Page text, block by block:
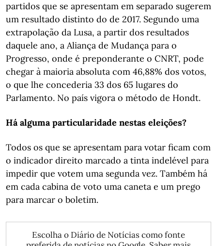
partidos que se apresentam em separado sugerem
um resultado distinto do de 2017. Segundo uma
extrapolação da Lusa, a partir dos resultados
daquele ano, a Aliança de Mudança para o
Progresso, onde é preponderante o CNRT, pode
chegar à maioria absoluta com 46,88% dos votos,
o que lhe concederia 33 dos 65 lugares do
Parlamento. No país vigora o método de Hondt.
Há alguma particularidade nestas eleições?
Todos os que se apresentam para votar ficam com
o indicador direito marcado a tinta indelével para
impedir que votem uma segunda vez. Também há
em cada cabina de voto uma caneta e um prego
para marcar o boletim.
Escolha o Diário de Notícias como fonte